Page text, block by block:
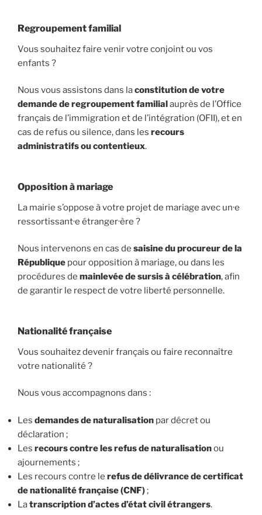
Regroupement familial
Vous souhaitez faire venir votre conjoint ou vos
enfants ?
Nous vous assistons dans laconstitution de votre
demande de regroupement familialauprès de l’Office
français de l’immigration et de l’intégration (OFII), et en
cas de refus ou silence, dans les recours
administratifs ou contentieux.
Opposition à mariage
La mairie s’oppose à votre projet de mariage avec un·e
ressortissant·e étranger·ère ?
Nous intervenons en cas de saisine du procureur de la
République pour opposition à mariage, ou dans les
procédures de mainlevée de sursis à célébration, afin
de garantir le respect de votre liberté personnelle.
Nationalité française
Vous souhaitez devenir français ou faire reconnaître
votre nationalité ?
Nous vous accompagnons dans :
Les demandes de naturalisation par décret ou
déclaration ;
Les recours contre les refus de naturalisationou
ajournements ;
Les recours contre le refus de délivrance de certificat
de nationalité française (CNF);
Latranscription d’actes d’état civil étrangers.